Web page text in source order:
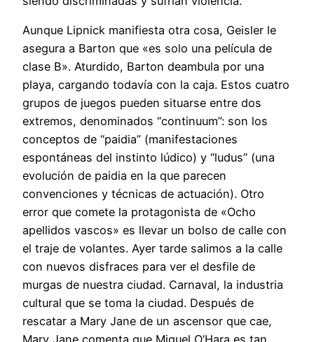
Aunque Lipnick manifiesta otra cosa, Geisler le
asegura a Barton que «es solo una película de
clase B». Aturdido, Barton deambula por una
playa, cargando todavía con la caja. Estos cuatro
grupos de juegos pueden situarse entre dos
extremos, denominados “continuum”: son los
conceptos de “paidia” (manifestaciones
espontáneas del instinto lúdico) y “ludus” (una
evolución de paidia en la que parecen
convenciones y técnicas de actuación). Otro
error que comete la protagonista de «Ocho
apellidos vascos» es llevar un bolso de calle con
el traje de volantes. Ayer tarde salimos a la calle
con nuevos disfraces para ver el desfile de
murgas de nuestra ciudad. Carnaval, la industria
cultural que se toma la ciudad. Después de
rescatar a Mary Jane de un ascensor que cae,